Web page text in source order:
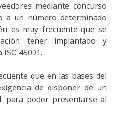
mediante concurso
a un número determinado
es muy frecuente que se
tener implantado y
45001.
que en las bases del
de disponer de un
para poder presentarse al